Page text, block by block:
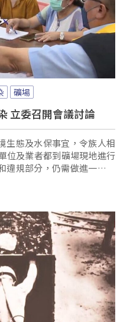
礦場
立委召開會議討論
生態及水保事宜，令族人相
位及業者都到礦場現地進行
規部分，仍需做進一步的
集原民會、礦務局、環保
。